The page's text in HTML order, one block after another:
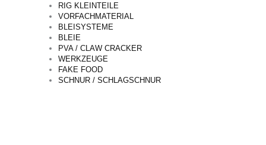
RIG KLEINTEILE
VORFACHMATERIAL
BLEISYSTEME
BLEIE
PVA / CLAW CRACKER
WERKZEUGE
FAKE FOOD
SCHNUR / SCHLAGSCHNUR